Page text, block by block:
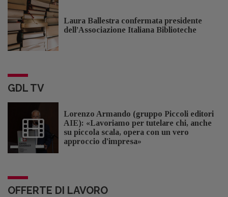
Laura Ballestra confermata presidente
dell’Associazione Italiana Biblioteche
GDL TV
Lorenzo Armando (gruppo Piccoli editori
AIE): «Lavoriamo per tutelare chi, anche
su piccola scala, opera con un vero
approccio d'impresa»
OFFERTE DI LAVORO